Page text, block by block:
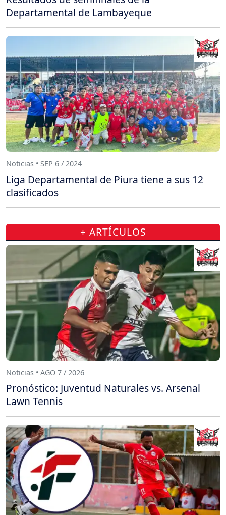
Departamental de Lambayeque
Noticias • SEP 6 / 2024
Liga Departamental de Piura tiene a sus 12
clasificados
+ ARTÍCULOS
Noticias • AGO 7 / 2026
Pronóstico: Juventud Naturales vs. Arsenal
Lawn Tennis